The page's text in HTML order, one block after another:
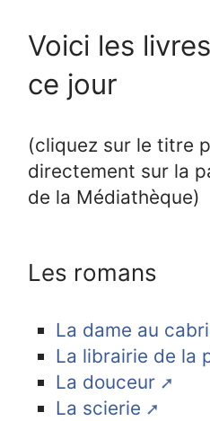
Voici les
ce jour
(cliquez sur le titre
directement sur la
de la Médiathèque)
Les romans
La dame au
La librairie de la
La douceur
La scierie